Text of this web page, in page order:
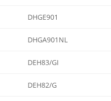
DHGE901
DHGA901NL
DEH83/GI
DEH82/G